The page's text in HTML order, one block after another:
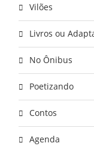
Vilões
Livros ou
No Ônibus
Poetizando
Contos
Agenda